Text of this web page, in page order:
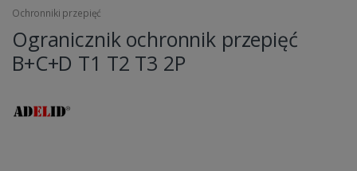
Ochronniki przepięć
Ogranicznik ochronnik przepięć
B+C+D T1 T2 T3 2P